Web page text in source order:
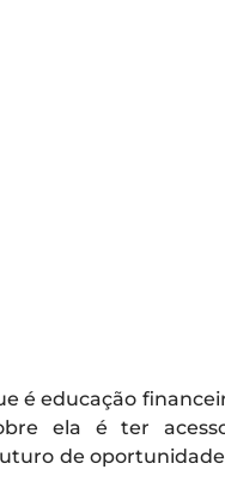
é educação
ela é ter
de